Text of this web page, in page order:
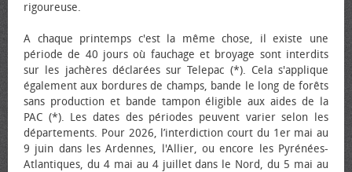
rigoureuse.
A chaque printemps c'est la même chose, il existe une
période de 40 jours où fauchage et broyage sont interdits
sur les jachères déclarées sur Telepac (*). Cela s'applique
également aux bordures de champs, bande le long de forêts
sans production et bande tampon éligible aux aides de la
PAC (*). Les dates des périodes peuvent varier selon les
départements. Pour 2026, l’interdiction court du 1er mai au
9 juin dans les Ardennes, l'Allier, ou encore les Pyrénées-
Atlantiques, du 4 mai au 4 juillet dans le Nord, du 5 mai au